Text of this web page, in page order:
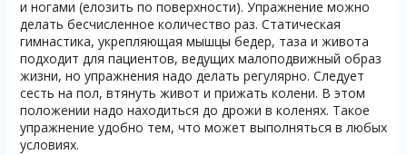
и ногами (елозить по поверхности). Упражнение можно
делать бесчисленное количество раз. Статическая
гимнастика, укрепляющая мышцы бедер, таза и живота
подходит для пациентов, ведущих малоподвижный образ
жизни, но упражнения надо делать регулярно. Следует
сесть на пол, втянуть живот и прижать колени. В этом
положении надо находиться до дрожи в коленях. Такое
упражнение удобно тем, что может выполняться в любых
условиях.